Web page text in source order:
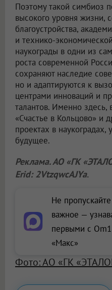
Поэтому такой симбиоз
высокого уровня жизни,
благоустройства,
и технико-
наукограды в одни из
роста современной
сохраняют наследие
но и адаптируются к
центрами инноваций и
талантов. Именно
«Счастье в Кольцово» и
проектах в
будущее.
Реклама. АО «ГК
Erid: 2VtzqwcAJYa.
Не пропускайте
важное —
первыми с
«Макс»
Фото: АО «ГК